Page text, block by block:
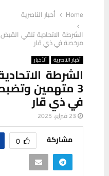
Home
أخبار الناصرية
مرخصة في ذي قار
أخبار الناصرية ألأخبار
الشرطة
3 متهمين
في ذي قار
23 فبراير، 2025
مشاركة 0